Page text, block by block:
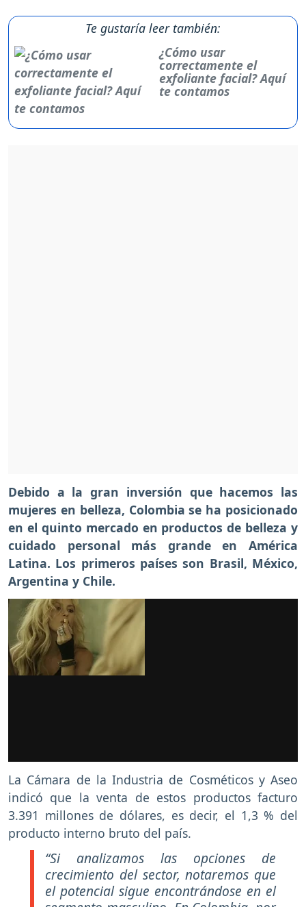
Te gustaría leer también:
¿Cómo usar
correctamente el
exfoliante facial? Aquí
te contamos
Debido a la gran inversión que hacemos las
mujeres en belleza, Colombia se ha posicionado
en el quinto mercado en productos de belleza y
cuidado personal más grande en América
Latina. Los primeros países son Brasil, México,
Argentina y Chile.
La Cámara de la Industria de Cosméticos y Aseo
indicó que la venta de estos productos facturo
3.391 millones de dólares, es decir, el 1,3 % del
producto interno bruto del país.
“Si analizamos las opciones de
crecimiento del sector, notaremos que
el potencial sigue encontrándose en el